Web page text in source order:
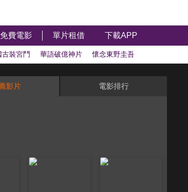
免費電影 單片租借 下載APP
古裝宮鬥 華語破億神片 懷念東野圭吾
影 編輯推薦 得獎電影
影片 電影排行